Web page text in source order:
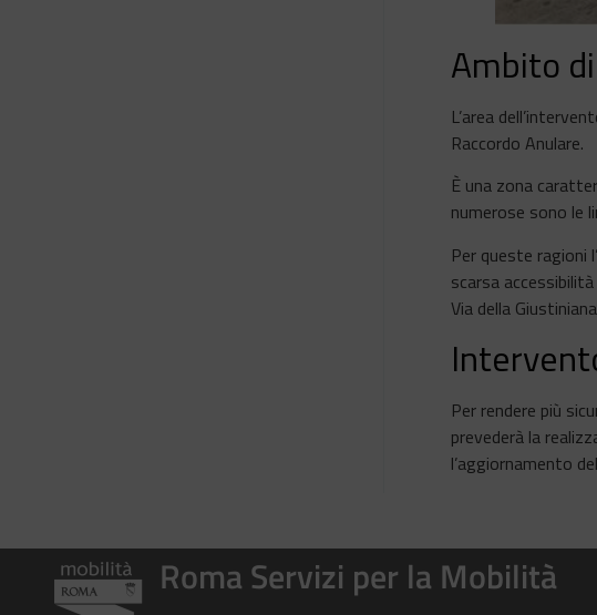
Ambito
L’area
Raccordo Anulare.
È una zona
numerose sono le
Per queste ragioni
scarsa
Via della
Per rendere più
prevederà la
l’aggiornamento
Roma Servizi per la Mobilità